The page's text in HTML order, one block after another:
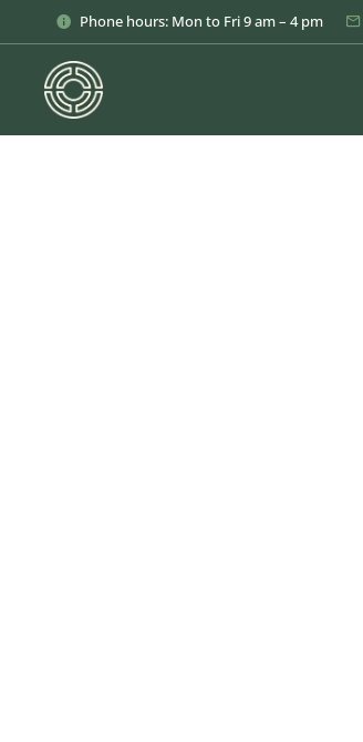
Phone hours: Mon to Fri 9 am – 4 pm